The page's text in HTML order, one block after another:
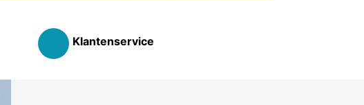
Klantenservice